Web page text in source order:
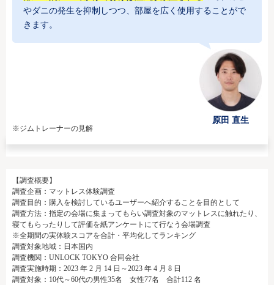
原田 直生
やダニの発生を抑制しつつ、部屋を広く使用することがで
きます。
※ジムトレーナーの見解
【調査概要】
調査企画：マットレス体験調査
調査目的：購入を検討しているユーザーへ紹介することを目的として
調査方法：指定の会場に集まってもらい調査対象のマットレスに触れたり、
寝てもらったりして評価を紙アンケートにて行なう会場調査
※全期間の実体験スコアを合計・平均化してランキング
調査対象地域：日本国内
調査機関：UNLOCK TOKYO 合同会社
調査実施時期：2023 年 2 月 14 日～2023 年 4 月 8 日
調査対象：10代～60代の男性35名 女性77名 合計112 名